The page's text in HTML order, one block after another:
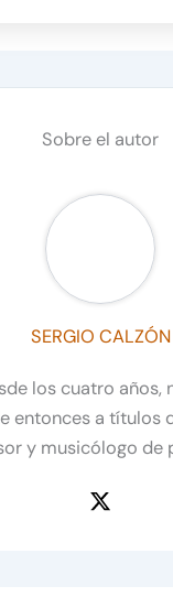
Sobre el autor
SERGIO CALZÓN
los cuatro años,
entonces a títulos
y musicólogo de